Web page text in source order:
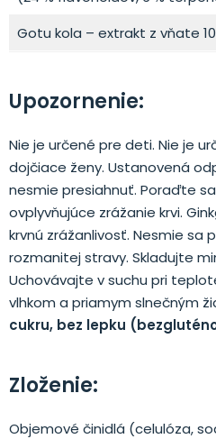
Gotu kola – extrakt z vňate
Upozornenie:
Nie je určené pre deti. Nie je
dojčiace ženy. Ustanovená
nesmie presiahnuť. Poraďte
ovplyvňujúce zrážanie krvi.
krvnú zrážanlivosť. Nesmie sa
rozmanitej stravy. Skladujte
Uchovávajte v suchu pri
vlhkom a priamym slnečným
cukru, bez lepku
Zloženie:
Objemové činidlá (celulóza,